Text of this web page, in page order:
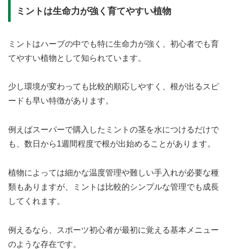
ミントは生命力が強く育てやすい植物
ミントはハーブの中でも特に生命力が強く、初心者でも育
てやすい植物として知られています。
少し環境が変わっても比較的順応しやすく、根が出るスピ
ードも早い特徴があります。
例えばスーパーで購入したミントの茎を水につけるだけで
も、数日から1週間程度で根が出始めることがあります。
植物によっては細かな温度管理や難しい手入れが必要な種
類もありますが、ミントは比較的シンプルな管理でも成長
してくれます。
例えるなら、スポーツ初心者が最初に覚える基本メニュー
のような存在です。